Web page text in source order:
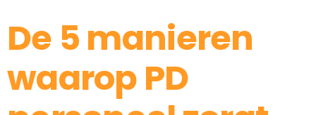
De 5 manieren
waarop PD